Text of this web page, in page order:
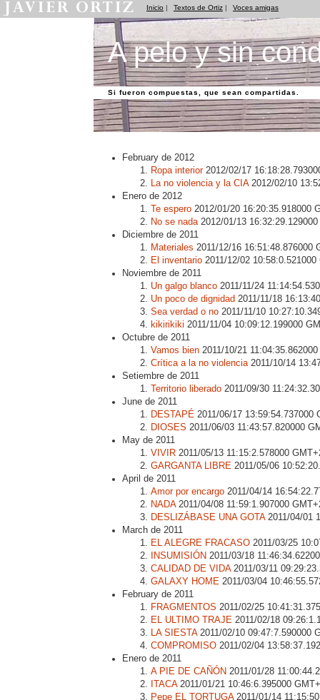
Inicio | Textos de Ortiz | Voces amigas
A pelo y sin
Si fueron compuestas, que sean compartidas.
February de 2012
Ropa interior2012/02/17
La no violencia y la CIA2012/02/10
Enero de 2012
Te espero 2012/01/20 16:20:35.918000
No se nada 2012/01/13
Diciembre de 2011
Materiales 2011/12/16 16:51:48.876000
El inventario 2011/12/02 10:58:0.521000
Noviembre de 2011
Un galgo blanco 2011/11/24
Un poco de dignidad 2011/11/18
Sea verdad o no 2011/11/10
kikirikiki 2011/11/04 10:09:12.199000
Octubre de 2011
Vamos bien 2011/10/21
Crítica a la no violencia 2011/10/14
Setiembre de 2011
Territorio liberado 2011/09/30
June de 2011
DESTAPÉ 2011/06/17 13:59:54.737000
DIOSES 2011/06/03 11:43:57.820000
May de 2011
VIVIR 2011/05/13 11:15:2.578000
GARGANTA LIBRE 2011/05/06
April de 2011
Amor por encargo 2011/04/14
NADA2011/04/08 11:59:1.907000
DESLIZÁBASE UNA GOTA2011/04/01
March de 2011
EL ALEGRE FRACASO 2011/03/25
INSUMISIÓN 2011/03/18
CALIDAD DE VIDA2011/03/11
GALAXY HOME 2011/03/04
February de 2011
FRAGMENTOS 2011/02/25
EL ULTIMO TRAJE 2011/02/18
LA SIESTA2011/02/10 09:47:7.590000
COMPROMISO 2011/02/04
Enero de 2011
A PIE DE CAÑÓN 2011/01/28
ITACA2011/01/21 10:46:6.395000
Pepe EL TORTUGA2011/01/14